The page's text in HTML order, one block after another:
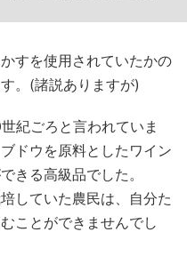
すを使用されていたかの
。(諸説ありますが)
紀ごろと言われていま
ドウを原料としたワイン
きる高級品でした。
していた農民は、自分た
ことができませんでし